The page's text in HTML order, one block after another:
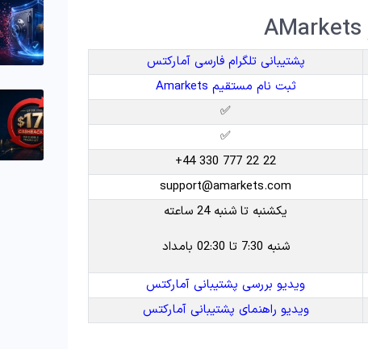
پشتیبانی تلگرام فارسی آمارکتس
ثبت نام مستقیم Amarkets
✅
✅
22 22 777 330 44+
support@amarkets.com
یکشنبه تا شنبه 24 ساعته
شنبه 7:30 تا 02:30 بامداد
ویدیو بررسی پشتیبانی آمارکتس
ویدیو راهنمای پشتیبانی آمارکتس